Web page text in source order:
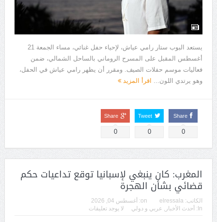
يستعد البوب ستار رامي عياش، لإحياء حفل غنائي، مساء الجمعة 21
أغسطس المقبل على المسرح الروماني بالساحل الشمالي، ضمن
فعاليات موسم حفلات الصيف. ومقرر أن يظهر رامي عياش في الحفل،
وهو يرتدي اللون...
اقرأ المزيد
Share
0
Tweet
0
Share
0
المغرب: كان ينبغي لإسبانيا توقع تداعيات حكم
قضائي بشأن الهجرة
الكاتب: elressala
on:
أغسطس 04, 2026
In:
أحدث الأخبار , عربي و دولي لا يوجد تعليقات